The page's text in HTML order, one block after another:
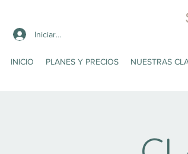
Iniciar sesión
INICIO PLANES Y PRECIOS NUESTRAS